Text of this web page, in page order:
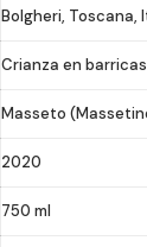
Bolgheri, Toscana,
Crianza en
Masseto
2020
750 ml